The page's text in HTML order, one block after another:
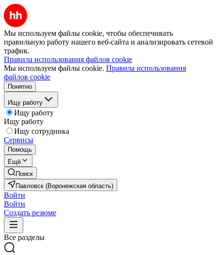
Мы используем файлы cookie, чтобы обеспечивать
правильную работу нашего веб-сайта и анализировать сетевой
трафик.
Правила использования файлов cookie
Мы используем файлы cookie. Правила использования
файлов cookie
Понятно
Ищу работу
Ищу работу
Ищу работу
Ищу сотрудника
Сервисы
Помощь
Ещё
Поиск
Павловск (Воронежская область)
Войти
Войти
Создать резюме
Все разделы